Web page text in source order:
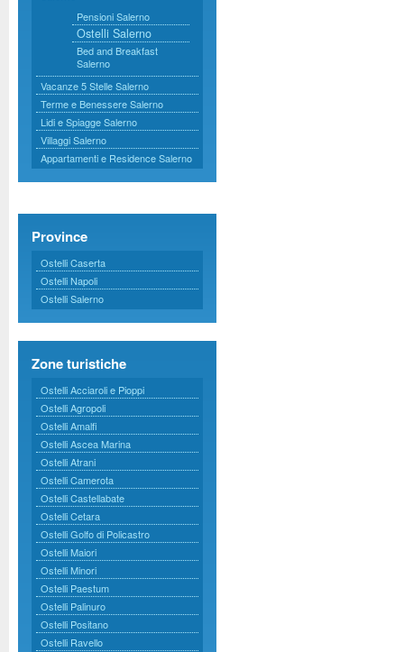
Pensioni Salerno
Ostelli Salerno
Bed and Breakfast
Salerno
Vacanze 5 Stelle Salerno
Terme e Benessere Salerno
Lidi e Spiagge Salerno
Villaggi Salerno
Appartamenti e Residence Salerno
Province
Ostelli Caserta
Ostelli Napoli
Ostelli Salerno
Zone turistiche
Ostelli Acciaroli e Pioppi
Ostelli Agropoli
Ostelli Amalfi
Ostelli Ascea Marina
Ostelli Atrani
Ostelli Camerota
Ostelli Castellabate
Ostelli Cetara
Ostelli Golfo di Policastro
Ostelli Maiori
Ostelli Minori
Ostelli Paestum
Ostelli Palinuro
Ostelli Positano
Ostelli Ravello